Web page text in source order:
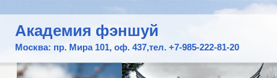
Академия фэншуй
Москва: пр. Мира 101, оф. 437,тел. +7-985-222-81-20